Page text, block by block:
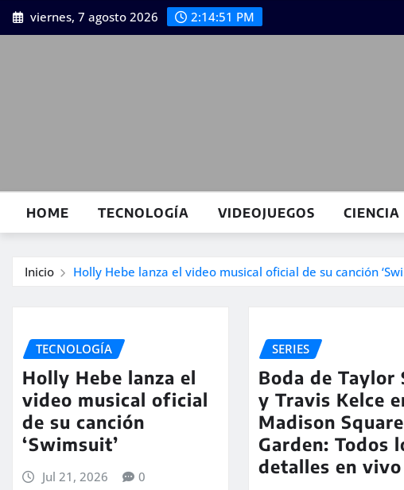
Saltar
al
viernes, 7 agosto 2026 2:14:52 PM
HOME TECNOLOGÍA VIDEOJUEGOS CIENCIA
Inicio Holly Hebe lanza el video musical oficial de su canción
TECNOLOGÍA
Holly Hebe lanza el
video musical oficial
de su canción
‘Swimsuit’
Jul 21, 2026 0
SERIES
Boda de Taylor
y Travis Kelce
Madison Square
Garden: Todos
detalles en vivo